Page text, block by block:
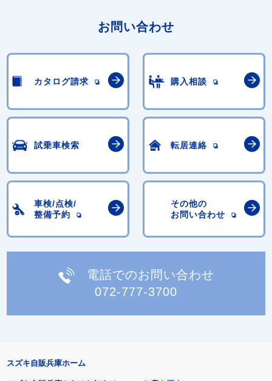
お問い合わせ
カタログ請求 購入相談
試乗車検索 転居連絡
車検/点検/
整備予約
その他の
お問い合わせ
電話でのお問い合わせ
072-777-3700
スズキ自販兵庫ホーム